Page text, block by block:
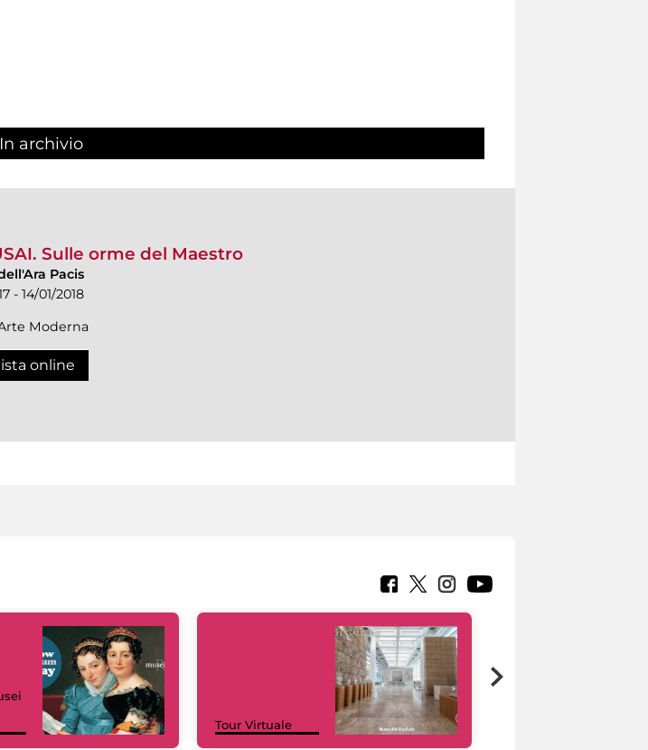
In archivio
Sulle orme del Maestro
Pacis
- 14/01/2018
Moderna
online
Tour Virtuale